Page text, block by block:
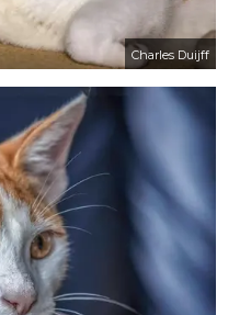
Charles Duijff